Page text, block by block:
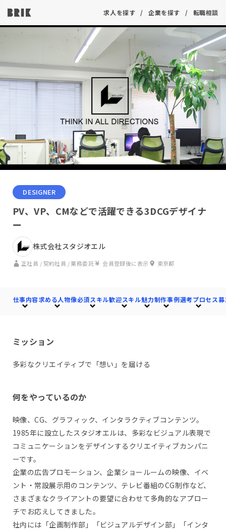
求人を探す 企業を探す 転職相談
DESIGNER
PV、VP、CMなどで活躍できる3DCGデザイナ
ー
株式会社スタジオエル
正社員 / 契約社員 / 業務委託 会員登録後に表示 東京都
仕事内容求める人物像必須スキル歓迎スキル魅力制作事例選考プロセス
ミッション
多彩なクリエイティブで「想い」を届ける
何をやっているのか
映像、CG、グラフィック、インタラクティブコンテンツ。
1985年に設立したスタジオエルは、多彩なビジュアル表現で
コミュニケーションをデザインするクリエイティブカンパニ
ーです。
企業の広告プロモーション、企業ショールームの映像、イベ
ント・常設展示用のコンテンツ、テレビ番組のCG制作など、
さまざまなクライアントの要望に合わせて多角的なアプロー
チでお応えしてきました。
社内には「企画制作部」「ビジュアルデザイン部」「インタ